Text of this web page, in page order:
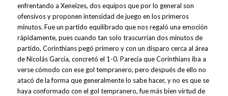
enfrentando a Xeneizes, dos equipos que por lo general son
ofensivos y proponen intensidad de juego en los primeros
minutos. Fue un partido equilibrado que nos regaló una emoción
rápidamente, pues cuando tan solo trascurrían dos minutos de
partido, Corinthians pegó primero y con un disparo cerca al área
de Nicolás García, concretó el 1-0. Parecía que Corinthians iba a
verse cómodo con ese gol tempranero, pero después de ello no
atacó de la forma que generalmente lo sabe hacer, y no es que se
haya conformado con el gol tempranero, fue más bien virtud de